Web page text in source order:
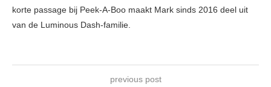
korte passage bij Peek-A-Boo maakt Mark sinds 2016 deel uit
van de Luminous Dash-familie.
previous post